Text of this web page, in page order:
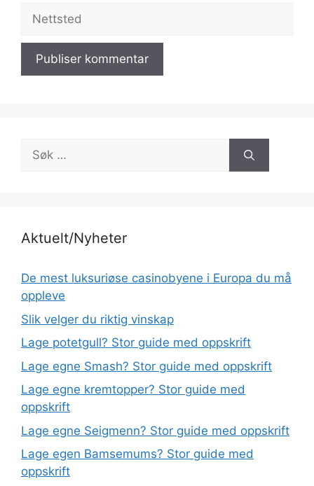
Nettsted
Søk
etter:
Aktuelt/Nyheter
De mest luksuriøse casinobyene i Europa du må
oppleve
Slik velger du riktig vinskap
Lage potetgull? Stor guide med oppskrift
Lage egne Smash? Stor guide med oppskrift
Lage egne kremtopper? Stor guide med
oppskrift
Lage egne Seigmenn? Stor guide med oppskrift
Lage egen Bamsemums? Stor guide med
oppskrift